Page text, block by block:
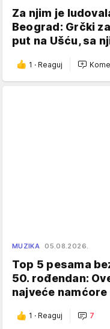
Za njim je
Beograd: Grčki
put na Ušću, sa
1 · Reaguj
MUZIKA 05.08.2026.
Top 5 pesama
50. rođendan:
najveće namćore
1 · Reaguj 7